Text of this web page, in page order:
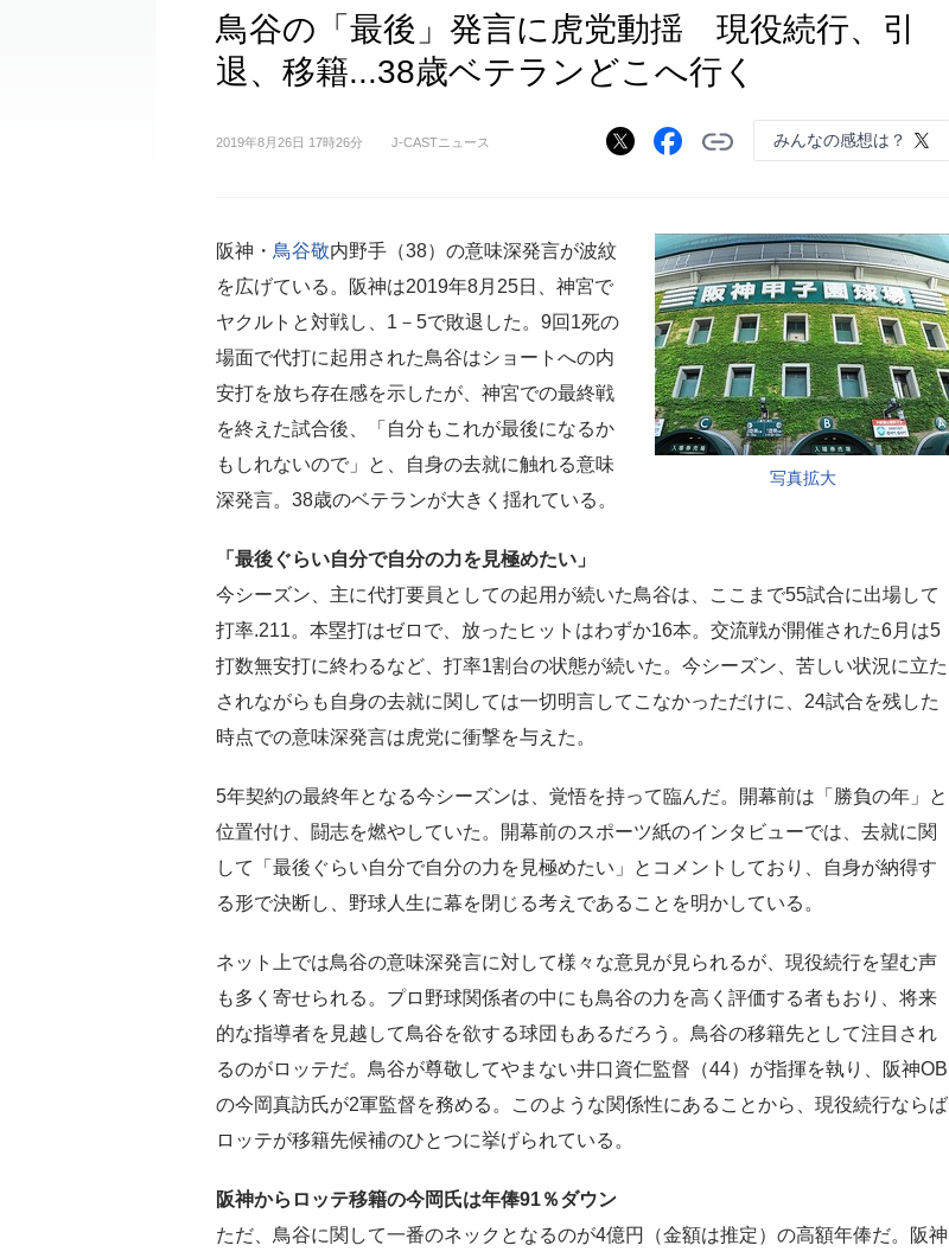
鳥谷の「最後」発言に虎党動揺 現役続行、引
退、移籍...38歳ベテランどこへ行く
2019年8月26日 17時26分 J-CASTニュース みんなの感想は？
写真拡大
阪神・ 鳥谷敬内野手（38）の意味深発言が波紋
を広げている。阪神は2019年8月25日、神宮で
ヤクルトと対戦し、1－5で敗退した。9回1死の
場面で代打に起用された鳥谷はショートへの内
安打を放ち存在感を示したが、神宮での最終戦
を終えた試合後、「自分もこれが最後になるか
もしれないので」と、自身の去就に触れる意味
深発言。38歳のベテランが大きく揺れている。
「最後ぐらい自分で自分の力を見極めたい」
今シーズン、主に代打要員としての起用が続いた鳥谷は、ここまで55試合に出場して
打率.211。本塁打はゼロで、放ったヒットはわずか16本。交流戦が開催された6月は5
打数無安打に終わるなど、打率1割台の状態が続いた。今シーズン、苦しい状況に立た
されながらも自身の去就に関しては一切明言してこなかっただけに、24試合を残した
時点での意味深発言は虎党に衝撃を与えた。
5年契約の最終年となる今シーズンは、覚悟を持って臨んだ。開幕前は「勝負の年」と
位置付け、闘志を燃やしていた。開幕前のスポーツ紙のインタビューでは、去就に関
して「最後ぐらい自分で自分の力を見極めたい」とコメントしており、自身が納得す
る形で決断し、野球人生に幕を閉じる考えであることを明かしている。
ネット上では鳥谷の意味深発言に対して様々な意見が見られるが、現役続行を望む声
も多く寄せられる。プロ野球関係者の中にも鳥谷の力を高く評価する者もおり、将来
的な指導者を見越して鳥谷を欲する球団もあるだろう。鳥谷の移籍先として注目され
るのがロッテだ。鳥谷が尊敬してやまない井口資仁監督（44）が指揮を執り、阪神OB
の今岡真訪氏が2軍監督を務める。このような関係性にあることから、現役続行ならば
ロッテが移籍先候補のひとつに挙げられている。
阪神からロッテ移籍の今岡氏は年俸91％ダウン
ただ、鳥谷に関して一番のネックとなるのが4億円（金額は推定）の高額年俸だ。阪神